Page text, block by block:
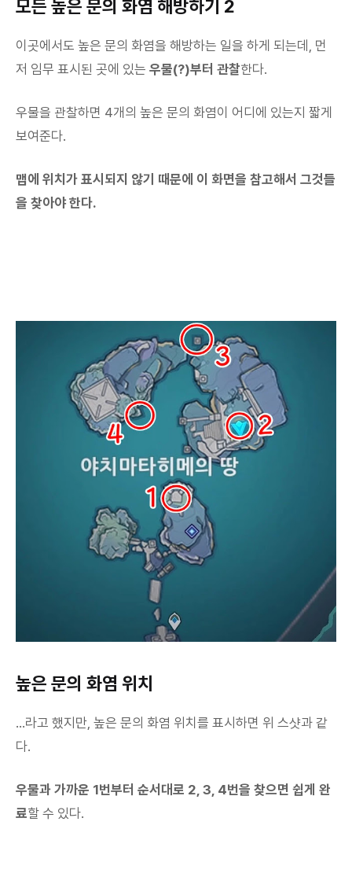
모든 높은 문의 화염 해방하기 2
이곳에서도 높은 문의 화염을 해방하는 일을 하게 되는데, 먼
저 임무 표시된 곳에 있는 우물(?)부터 관찰한다.
우물을 관찰하면 4개의 높은 문의 화염이 어디에 있는지 짧게
보여준다.
맵에 위치가 표시되지 않기 때문에 이 화면을 참고해서 그것들
을 찾아야 한다.
높은 문의 화염 위치
...라고 했지만, 높은 문의 화염 위치를 표시하면 위 스샷과 같
다.
우물과 가까운 1번부터 순서대로 2, 3, 4번을 찾으면 쉽게 완
료할 수 있다.